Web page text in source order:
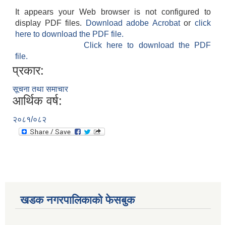
It appears your Web browser is not configured to
display PDF files.
Download adobe Acrobatorclick
here to download the PDF file.
Click here to download the PDF
file.
प्रकार:
सूचना तथा समाचार
आर्थिक वर्ष:
२०८१/०८२
खडक नगरपालिकाको फेसबुक